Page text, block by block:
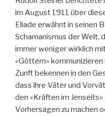
im August 1911 über
Eliade erwähnt in seinen
Schamanismus der Welt,
immer weniger wirklich
«Göttern»
Zunft bekennen in den
dass ihre Väter und
den «Kräften im
Vorhersagen zu machen